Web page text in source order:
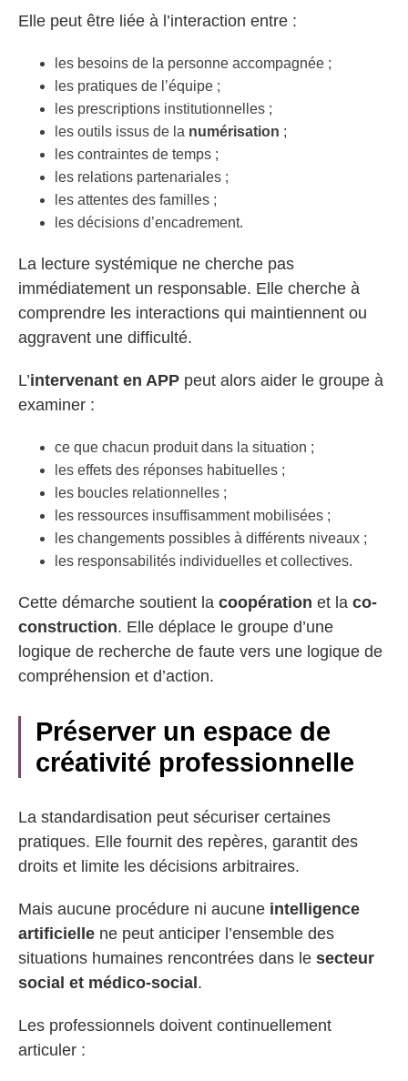
Elle peut être liée à l’interaction entre :
les besoins de la personne accompagnée ;
les pratiques de l’équipe ;
les prescriptions institutionnelles ;
les outils issus de la numérisation ;
les contraintes de temps ;
les relations partenariales ;
les attentes des familles ;
les décisions d’encadrement.
La lecture systémique ne cherche pas
immédiatement un responsable. Elle cherche à
comprendre les interactions qui maintiennent ou
aggravent une difficulté.
L’intervenant en APP peut alors aider le groupe à
examiner :
ce que chacun produit dans la situation ;
les effets des réponses habituelles ;
les boucles relationnelles ;
les ressources insuffisamment mobilisées ;
les changements possibles à différents niveaux ;
les responsabilités individuelles et collectives.
Cette démarche soutient la coopération et la co-
construction. Elle déplace le groupe d’une
logique de recherche de faute vers une logique de
compréhension et d’action.
Préserver un espace de
créativité professionnelle
La standardisation peut sécuriser certaines
pratiques. Elle fournit des repères, garantit des
droits et limite les décisions arbitraires.
Mais aucune procédure ni aucune intelligence
artificielle ne peut anticiper l’ensemble des
situations humaines rencontrées dans le secteur
social et médico-social .
Les professionnels doivent continuellement
articuler :